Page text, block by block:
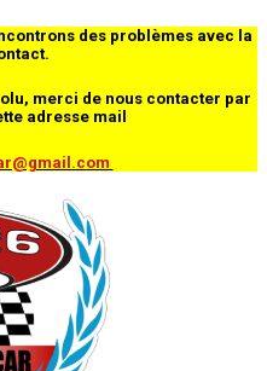
des problèmes avec la
merci de nous contacter par
adresse mail